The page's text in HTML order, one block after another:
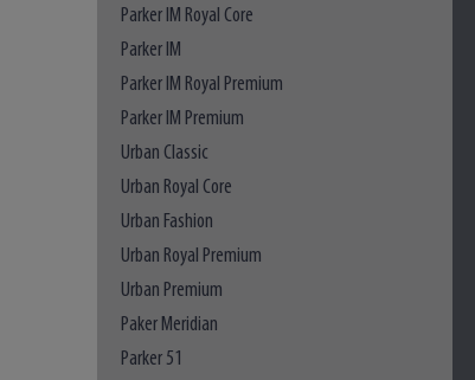
Parker IM Royal Core
Parker IM
Parker IM Royal Premium
Parker IM Premium
Urban Classic
Urban Royal Core
Urban Fashion
Urban Royal Premium
Urban Premium
Paker Meridian
Parker 51